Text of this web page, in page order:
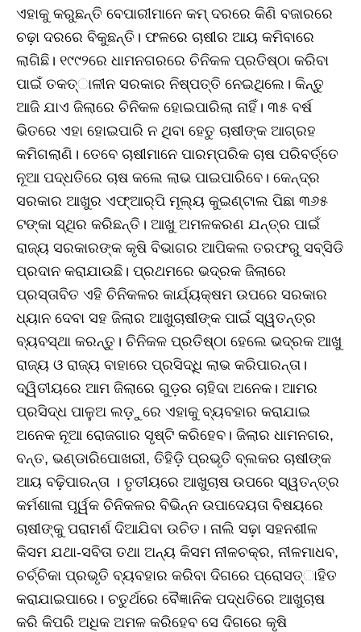
ଏହାକୁ କରୁଛନ୍ତି ବେପାରୀମାନେ କମ୍‌ ଦରରେ କିଣି ବଜାରରେ
ଚଢ଼ା ଦରରେ ବିକୁଛନ୍ତି। ଫଳରେ ଚାଷୀର ଆୟ କମିବାରେ
ଲାଗିଛି। ୧୯୯୨ରେ ଧାମନଗରରେ ଚିନିକଳ ପ୍ରତିଷ୍ଠା କରିବା
ପାଇଁ ତକତ୍ାଳୀନ ସରକାର ନିଷ୍ପତ୍ତି ନେଇଥିଲେ। କିନ୍ତୁ
ଆଜି ଯାଏ ଜିଲାରେ ଚିନିକଳ ହୋଇପାରିଲା ନାହିଁ। ୩୫ ବର୍ଷ
ଭିତରେ ଏହା ହୋଇପାରି ନ ଥିବା ହେତୁ ଚାଷୀଙ୍କ ଆଗ୍ରହ
କମିଗଲାଣି। ତେବେ ଚାଷୀମାନେ ପାରମ୍ପରିକ ଚାଷ ପରିବର୍ତ୍ତେ
ନୂଆ ପଦ୍ଧତିରେ ଚାଷ କଲେ ଲାଭ ପାଇପାରିବେ। କେନ୍ଦ୍ର
ସରକାର ଆଖୁର ଏଫ୍‌ଆର୍‌ପି ମୂଲ୍ୟ କୁଇଣ୍ଟାଲ ପିଛା ୩୬୫
ଟଙ୍କା ସ୍ଥିର କରିଛନ୍ତି। ଆଖୁ ଅମଳକରଣ ଯନ୍ତ୍ର ପାଇଁ
ରାଜ୍ୟ ସରକାରଙ୍କ କୃଷି ବିଭାଗର ଆପିକଲ ତରଫରୁ ସବ୍‌ସିଡି
ପ୍ରଦାନ କରାଯାଉଛି। ପ୍ରଥମରେ ଭଦ୍ରକ ଜିଲାରେ
ପ୍ରସ୍ତାବିତ ଏହି ଚିନିକଳର କାର୍ଯ୍ୟକ୍ଷମ ଉପରେ ସରକାର
ଧ୍ୟାନ ଦେବା ସହ ଜିଲାର ଆଖୁଚାଷୀଙ୍କ ପାଇଁ ସ୍ୱତନ୍ତ୍ର
ବ୍ୟବସ୍ଥା କରନ୍ତୁ। ଚିନିକଳ ପ୍ରତିଷ୍ଠା ହେଲେ ଭଦ୍ରକ ଆଖୁ
ରାଜ୍ୟ ଓ ରାଜ୍ୟ ବାହାରେ ପ୍ରସିଦ୍ଧି ଲାଭ କରିପାରନ୍ତା।
ଦ୍ୱିତୀୟରେ ଆମ ଜିଲାରେ ଗୁଡ଼ର ଚାହିଦା ଅନେକ। ଆମର
ପ୍ରସିଦ୍ଧ ପାଳୁଅ ଲଡ଼ୁରେ ଏହାକୁ ବ୍ୟବହାର କରାଯାଇ
ଅନେକ ନୂଆ ରୋଜଗାର ସୃଷ୍ଟି କରିହେବ। ଜିଲାର ଧାମନଗର,
ବନ୍ତ, ଭଣ୍ଡାରିପୋଖରୀ, ତିହିଡ଼ି ପ୍ରଭୃତି ବ୍ଲକର ଚାଷୀଙ୍କ
ଆୟ ବଢ଼ିପାରନ୍ତା । ତୃତୀୟରେ ଆଖୁଚାଷ ଉପରେ ସ୍ୱତନ୍ତ୍ର
କର୍ମଶାଳା ପୂର୍ୱକ ଚିନିକଳର ବିଭିନ୍ନ ଉପାଦେୟତା ବିଷୟରେ
ଚାଷୀଙ୍କୁ ପରାମର୍ଶ ଦିଆଯିବା ଉଚିତ। ନାଲି ସଢ଼ା ସହନଶୀଳ
କିସମ ଯଥା-ସବିତା ତଥା ଅନ୍ୟ କିସମ ନୀଳଚକ୍ର, ନୀଳମାଧବ,
ଚର୍ଚ୍ଚିକା ପ୍ରଭୃତି ବ୍ୟବହାର କରିବା ଦିଗରେ ପ୍ରୋସତ୍ାହିତ
କରାଯାଇପାରେ। ଚତୁର୍ଥରେ ବୈଜ୍ଞାନିକ ପଦ୍ଧତିରେ ଆଖୁଚାଷ
କରି କିପରି ଅଧିକ ଅମଳ କରିହେବ ସେ ଦିଗରେ କୃଷି